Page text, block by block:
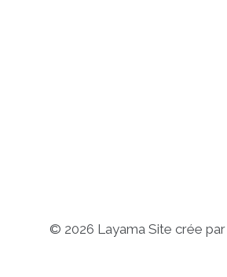
© 2026 Layama Site crée par